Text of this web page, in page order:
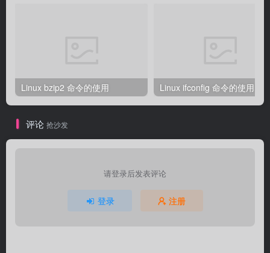
Linux bzip2 命令的使用 Linux ifconfig 命令的使用
评论 抢沙发
请登录后发表评论
登录 注册